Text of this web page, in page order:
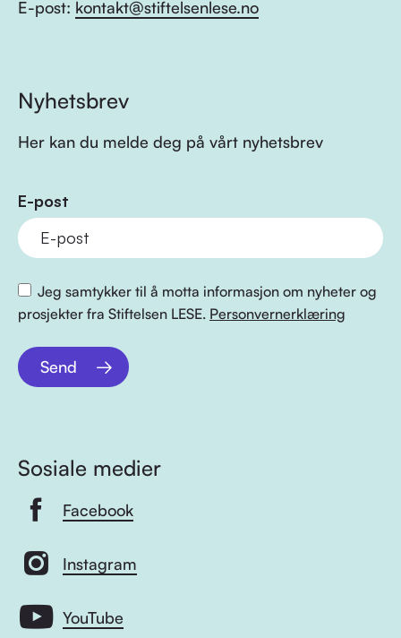
E-post: kontakt@stiftelsenlese.no
Nyhetsbrev
Her kan du melde deg på vårt nyhetsbrev
E-post
Jeg samtykker til å motta informasjon om nyheter og
prosjekter fra Stiftelsen LESE. Personvernerklæring
Send
Sosiale medier
Facebook
Instagram
YouTube